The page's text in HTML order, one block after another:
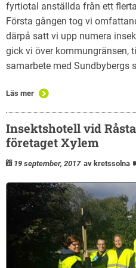
fyrtiotal anställda från ett
Första gången tog vi
därpå satt vi upp numera
gick vi över kommungränsen,
samarbete med Sundbybergs
Läs mer
Insektshotell vid
företaget Xylem
19 september, 2017 av kretssolna